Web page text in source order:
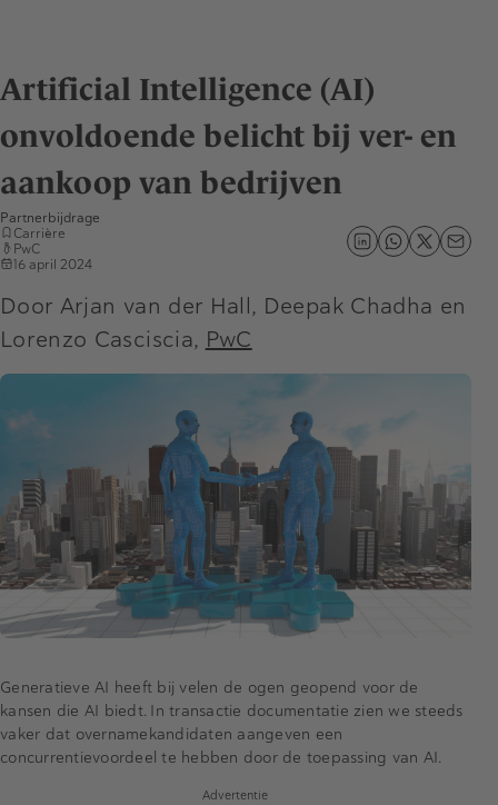
Artificial Intelligence (AI)
onvoldoende belicht bij ver- en
aankoop van bedrijven
Partnerbijdrage
Carrière
PwC
16 april 2024
Door Arjan van der Hall, Deepak Chadha en
Lorenzo Casciscia, PwC
Generatieve AI heeft bij velen de ogen geopend voor de
kansen die AI biedt. In transactie documentatie zien we steeds
vaker dat overnamekandidaten aangeven een
concurrentievoordeel te hebben door de toepassing van AI.
Advertentie